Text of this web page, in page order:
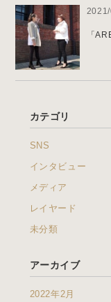
「
カテゴリ
SNS
インタビュー
メディア
レイヤード
未分類
アーカイブ
2022年2月